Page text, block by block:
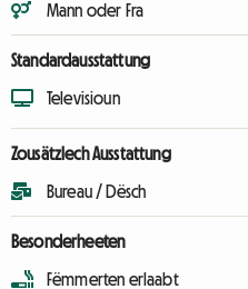
Mann oder Fra
Standardausstattung
Televisioun
Zousätzlech Ausstattung
Bureau / Dësch
Besonderheeten
Fëmmerten erlaabt